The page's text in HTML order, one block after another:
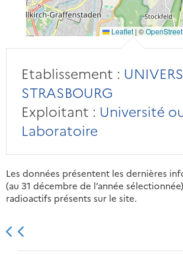
Leaflet | ©
Etablissement :
STRASBOURG
Exploitant : Université
Laboratoire
Les données présentent les dernières
(au 31 décembre de l’année
radioactifs présents sur le site.